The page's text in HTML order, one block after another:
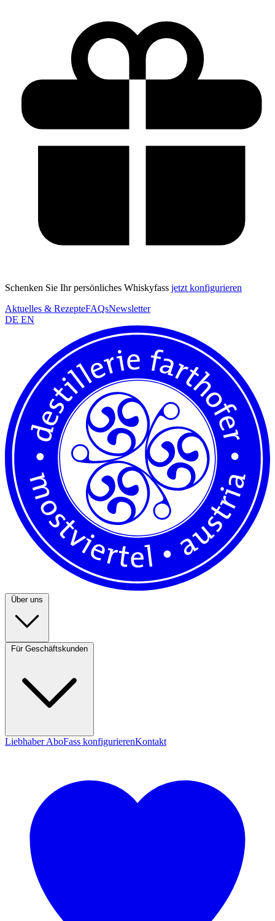
Schenken Sie Ihr persönliches Whiskyfass jetzt konfigurieren
Aktuelles & RezepteFAQsNewsletter
DE EN
Liebhaber AboFass konfigurierenKontakt